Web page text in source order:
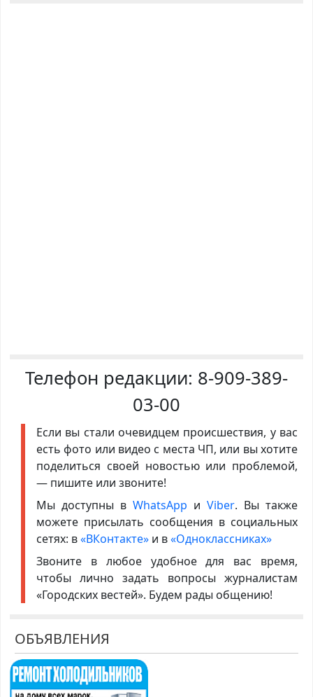
Телефон редакции: 8-909-389-
03-00
Если вы стали очевидцем происшествия, у вас
есть фото или видео с места ЧП, или вы хотите
поделиться своей новостью или проблемой,
— пишите или звоните!
Мы доступны в WhatsApp иViber. Вы также
можете присылать сообщения в социальных
сетях: в«ВКонтакте»и в«Одноклассниках»
Звоните в любое удобное для вас время,
чтобы лично задать вопросы журналистам
«Городских вестей». Будем рады общению!
ОБЪЯВЛЕНИЯ